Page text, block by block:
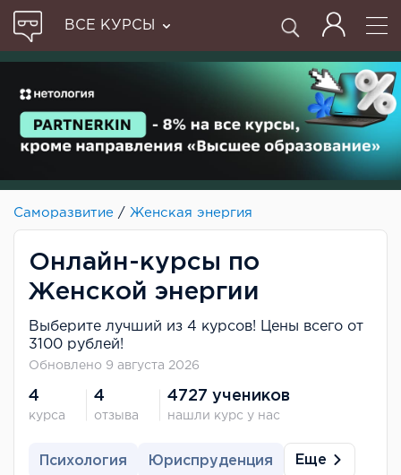
ВСЕ КУРСЫ
Саморазвитие / Женская энергия
Онлайн-курсы по
Женской энергии
Выберите лучший из 4 курсов! Цены всего от
3100 рублей!
Обновлено 9 августа 2026
4
курса
4
отзыва
4727 учеников
нашли курс у нас
Психология Юриспруденция Еще